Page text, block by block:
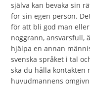
själva kan bevaka sin
för sin egen person.
för att bli god man
noggrann, ansvarsfull,
hjälpa en annan
svenska språket i tal
ska du hålla kontakten
huvudmannens